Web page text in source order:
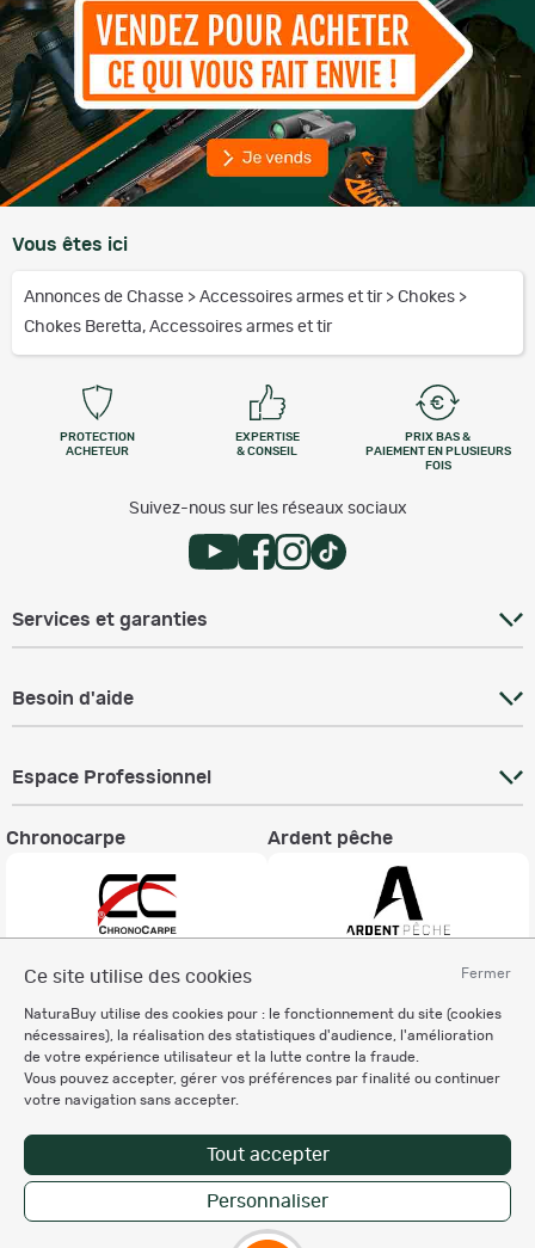
Fermer
Ce site utilise des cookies
NaturaBuy utilise des cookies pour : le fonctionnement du site (cookies
nécessaires), la réalisation des statistiques d'audience, l'amélioration
de votre expérience utilisateur et la lutte contre la fraude.
Vous pouvez accepter, gérer vos préférences par finalité ou continuer
votre navigation sans accepter.
Tout accepter
Personnaliser
Vous êtes ici
Annonces de Chasse > Accessoires armes et tir > Chokes >
Chokes Beretta, Accessoires armes et tir
PROTECTION
ACHETEUR
EXPERTISE
& CONSEIL
PRIX BAS &
PAIEMENT EN PLUSIEURS
FOIS
Suivez-nous sur les réseaux sociaux
Services et garanties
Besoin d'aide
Espace Professionnel
Chronocarpe Ardent pêche
Charte éthique
Mentions légales
Règlement & Conditions d'utilisation
Politique de protection
des données personnelles
Personnalisation des cookies
Copyright © 2007-2026 NaturaBuy. Tous droits réservés. N°CNIL: 1239459.
Les marques commerciales mentionnées appartiennent à leurs propriétaires